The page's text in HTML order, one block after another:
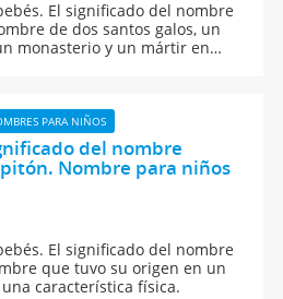
El significado del nombre
de dos santos galos, un
monasterio y un mártir en
PARA NIÑOS
del nombre
Nombre para niños
El significado del nombre
que tuvo su origen en un
característica física.